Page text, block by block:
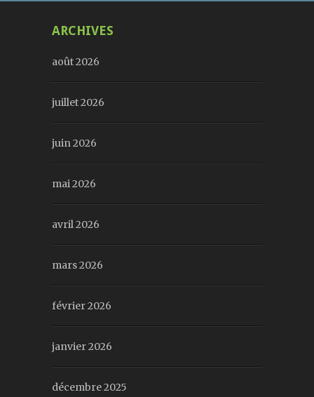
ARCHIVES
août 2026
juillet 2026
juin 2026
mai 2026
avril 2026
mars 2026
février 2026
janvier 2026
décembre 2025